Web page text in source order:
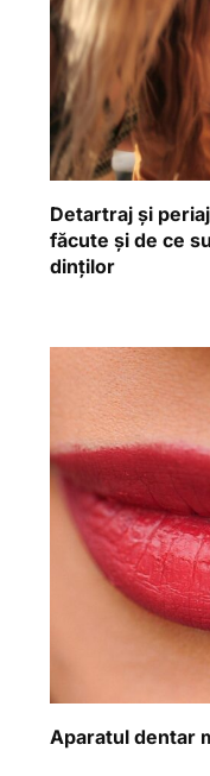
Detartraj și
făcute și de ce
dinților
Aparatul dentar